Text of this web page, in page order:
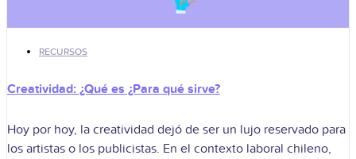
RECURSOS
Creatividad: ¿Qué es ¿Para qué sirve?
Hoy por hoy, la creatividad dejó de ser un lujo reservado para
los artistas o los publicistas. En el contexto laboral chileno,